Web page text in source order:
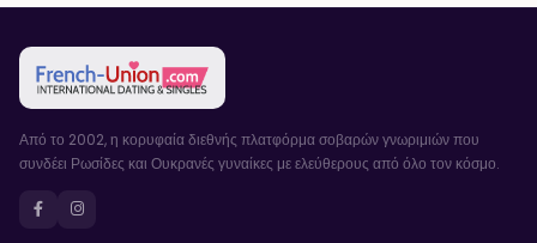
Από το 2002, η κορυφαία διεθνής πλατφόρμα σοβαρών γνωριμιών που
συνδέει Ρωσίδες και Ουκρανές γυναίκες με ελεύθερους από όλο τον κόσμο.